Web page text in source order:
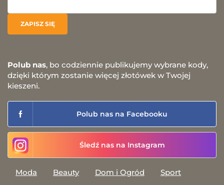
Polub nas, bo codziennie publikujemy wybrane kody,
dzięki którym zostanie więcej złotówek w Twojej
kieszeni.
Polub nas na Facebooku
Śledź nas na Instagram
Moda Beauty Dom i Ogród
Sport